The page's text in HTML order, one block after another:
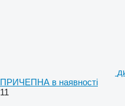
ПРИЧЕПНА в наявності
11